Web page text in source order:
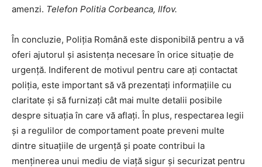
amenzi. Telefon Politia Corbeanca, Ilfov.
În concluzie, Poliția Română este disponibilă pentru a vă
oferi ajutorul și asistența necesare în orice situație de
urgență. Indiferent de motivul pentru care ați contactat
poliția, este important să vă prezentați informațiile cu
claritate și să furnizați cât mai multe detalii posibile
despre situația în care vă aflați. În plus, respectarea legii
și a regulilor de comportament poate preveni multe
dintre situațiile de urgență și poate contribui la
menținerea unui mediu de viață sigur și securizat pentru